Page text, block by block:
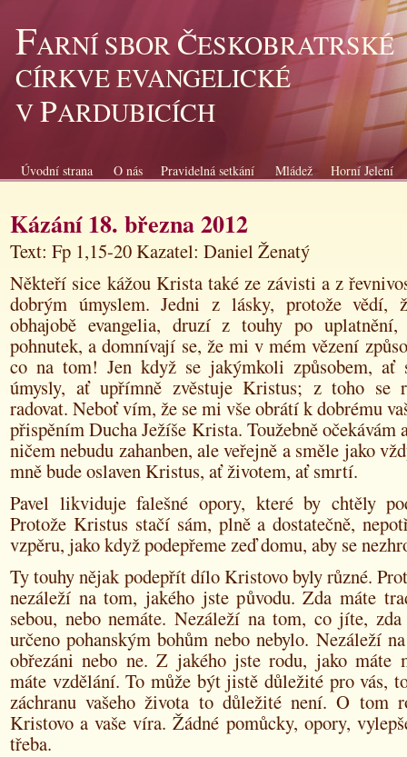
FARNÍ SBOR ČESKOBRATRSKÉ
CÍRKVE EVANGELICKÉ
VPARDUBICÍCH
Úvodní strana O nás Pravidelná setkání Mládež Horní Jelení
Kázání 18. března 2012
Text: Fp 1,15-20 Kazatel: Daniel Ženatý
Někteří sice kážou Krista také ze závisti a z
dobrým úmyslem. Jedni z lásky, protože
obhajobě evangelia, druzí z touhy po
pohnutek, a domnívají se, že mi v mém vězení
co na tom! Jen když se jakýmkoli způsobem, ať
úmysly, ať upřímně zvěstuje Kristus; z toho se
radovat. Neboť vím, že se mi vše obrátí k dobrému
přispěním Ducha Ježíše Krista. Toužebně očekávám
ničem nebudu zahanben, ale veřejně a směle jako
mně bude oslaven Kristus, ať životem, ať smrtí.
Pavel likviduje falešné opory, které by chtěly
Protože Kristus stačí sám, plně a dostatečně,
vzpěru, jako když podepřeme zeď domu, aby se
Ty touhy nějak podepřít dílo Kristovo byly různé.
nezáleží na tom, jakého jste původu. Zda máte
sebou, nebo nemáte. Nezáleží na tom, co jíte,
určeno pohanským bohům nebo nebylo. Nezáleží
obřezáni nebo ne. Z jakého jste rodu, jako máte
máte vzdělání. To může být jistě důležité pro vás,
záchranu vašeho života to důležité není. O tom
Kristovo a vaše víra. Žádné pomůcky, opory,
třeba.